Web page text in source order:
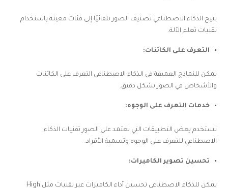
يتيح الذكاء الاصطناعي تصنيف الصور تلقائيًا إلى فئات معينة باستخدام
تقنيات تعلم الآلة.
التعرف على الكائنات:
يمكن للنماذج العميقة في الذكاء الاصطناعي التعرف على الكائنات
والأشخاص في الصور بشكل دقيق.
خدمات التعرف على الوجوه:
تستخدم بعض التطبيقات التي تعتمد على الصور تقنيات الذكاء
الاصطناعي للتعرف على الوجوه وتسمية الأفراد.
تحسين تصوير الكاميرات:
يمكن للذكاء الاصطناعي تحسين أداء الكاميرات عبر تقنيات مثل High